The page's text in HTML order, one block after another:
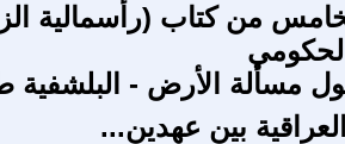
من كتاب (رأسمالية
مسألة الأرض - البلشفية
بين عهدين...